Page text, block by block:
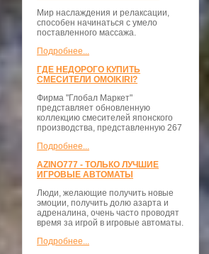
Мир наслаждения и релаксации,
способен начинаться с умело
поставленного массажа.
Подробнее...
ГДЕ НЕДОРОГО КУПИТЬ
СМЕСИТЕЛИ OMOIKIRI?
Фирма "Глобал Маркет"
представляет обновленную
коллекцию смесителей японского
производства, представленную 267
Подробнее...
AZINO777 - ТОЛЬКО ЛУЧШИЕ
ИГРОВЫЕ АВТОМАТЫ
Люди, желающие получить новые
эмоции, получить долю азарта и
адреналина, очень часто проводят
время за игрой в игровые автоматы.
Подробнее...